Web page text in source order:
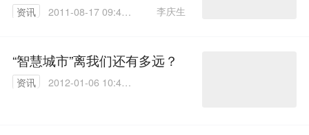
资讯
2011-08-17 09:40:
李庆生
“智慧城市”离我们还有多远？
资讯
2012-01-06 10:49: